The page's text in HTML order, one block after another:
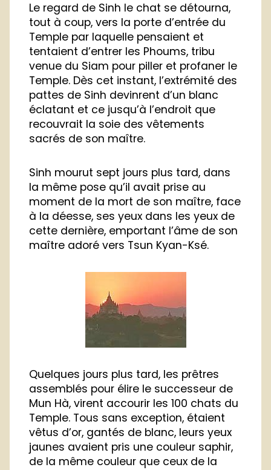
Le regard de Sinh le chat se détourna,
tout à coup, vers la porte d’entrée du
Temple par laquelle pensaient et
tentaient d’entrer les Phoums, tribu
venue du Siam pour piller et profaner le
Temple. Dès cet instant, l’extrémité des
pattes de Sinh devinrent d’un blanc
éclatant et ce jusqu’à l’endroit que
recouvrait la soie des vêtements
sacrés de son maître.
Sinh mourut sept jours plus tard, dans
la même pose qu’il avait prise au
moment de la mort de son maître, face
à la déesse, ses yeux dans les yeux de
cette dernière, emportant l’âme de son
maître adoré vers Tsun Kyan-Ksé.
Quelques jours plus tard, les prêtres
assemblés pour élire le successeur de
Mun Hà, virent accourir les 100 chats du
Temple. Tous sans exception, étaient
vêtus d’or, gantés de blanc, leurs yeux
jaunes avaient pris une couleur saphir,
de la même couleur que ceux de la